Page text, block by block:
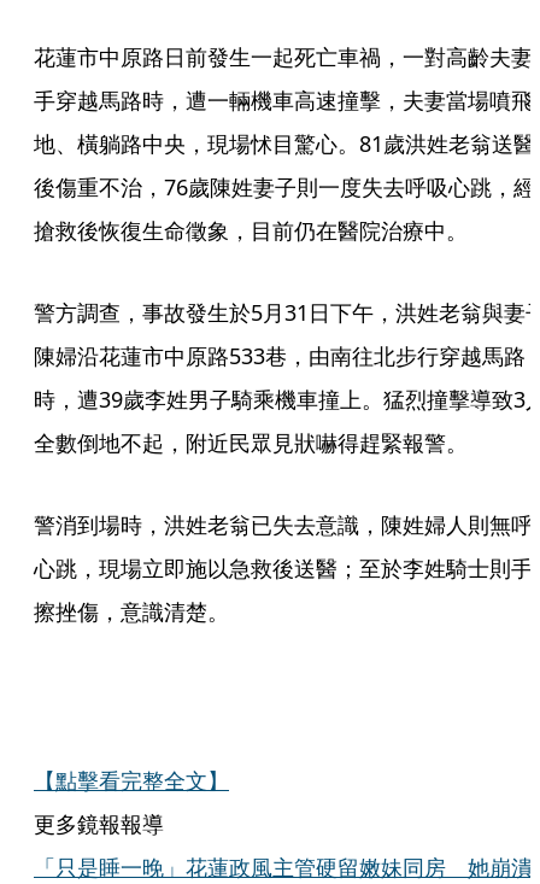
花蓮市中原路日前發生一起死亡車禍，一對高齡夫妻
手穿越馬路時，遭一輛機車高速撞擊，夫妻當場噴飛
地、橫躺路中央，現場怵目驚心。81歲洪姓老翁送醫
後傷重不治，76歲陳姓妻子則一度失去呼吸心跳，經
搶救後恢復生命徵象，目前仍在醫院治療中。
警方調查，事故發生於5月31日下午，洪姓老翁與妻
陳婦沿花蓮市中原路533巷，由南往北步行穿越馬路
時，遭39歲李姓男子騎乘機車撞上。猛烈撞擊導致3
全數倒地不起，附近民眾見狀嚇得趕緊報警。
警消到場時，洪姓老翁已失去意識，陳姓婦人則無呼
心跳，現場立即施以急救後送醫；至於李姓騎士則手
擦挫傷，意識清楚。
【點擊看完整全文】
更多鏡報報導
「只是睡一晚」花蓮政風主管硬留嫩妹同房 她崩潰